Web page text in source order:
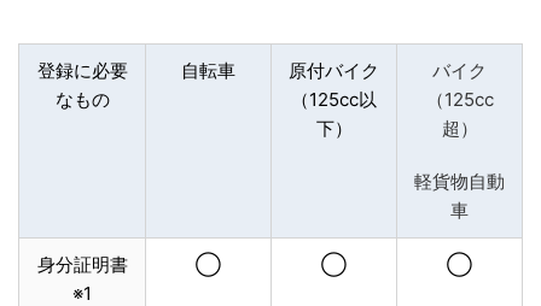
登録に必要
なもの
自転車
原付バイク
（125cc以
下）
バイク
（125cc
超）
軽貨物自動
車
身分証明書
※1
◯ ◯ ◯